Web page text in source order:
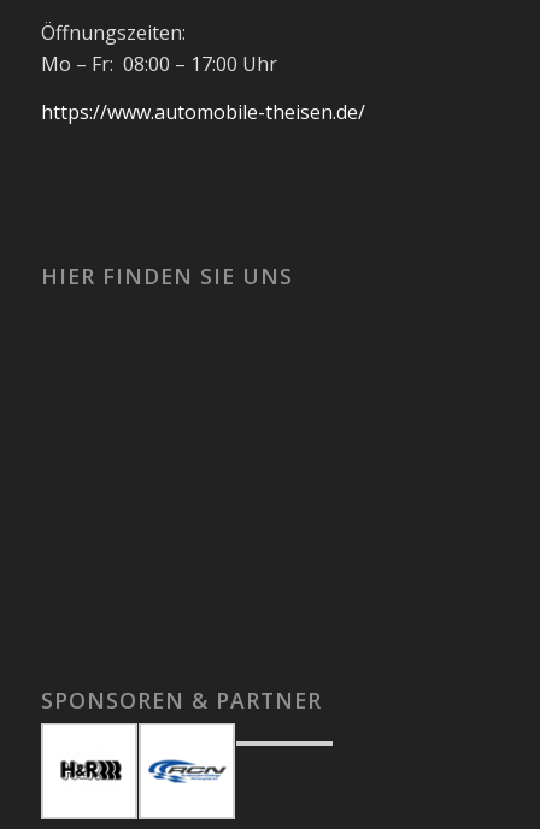
Öffnungszeiten:
Mo – Fr: 08:00 – 17:00 Uhr
https://www.automobile-theisen.de/
HIER FINDEN SIE UNS
SPONSOREN & PARTNER